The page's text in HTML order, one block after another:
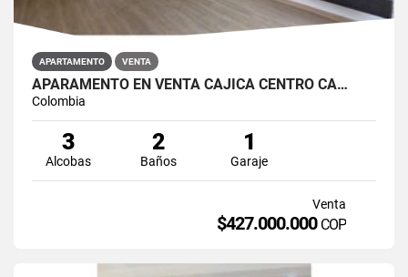
APARTAMENTO VENTA
APARAMENTO EN VENTA CAJICÁ CENTRO CA…
Colombia
3
Alcobas
2
Baños
1
Garaje
Venta
$427.000.000 COP